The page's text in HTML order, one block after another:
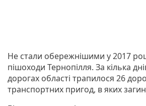
Не стали обережнішими у 2017 році
пішоходи Тернопілля. За кілька
дорогах області трапилося 26
транспортних пригод, в яких